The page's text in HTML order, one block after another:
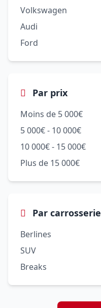
Volkswagen
Audi
Ford
Par prix
Moins de 5 000€
5 000€ - 10 000€
10 000€ - 15 000€
Plus de 15 000€
Par carrosserie
Berlines
SUV
Breaks